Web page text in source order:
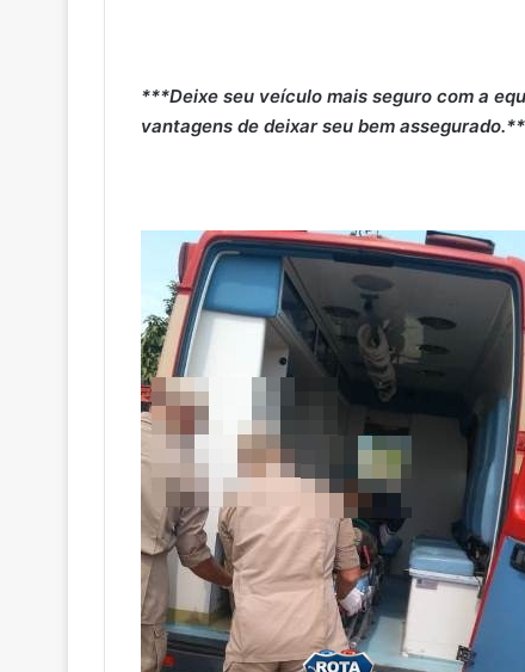
***Deixe seu veículo mais seguro com a
vantagens de deixar seu bem